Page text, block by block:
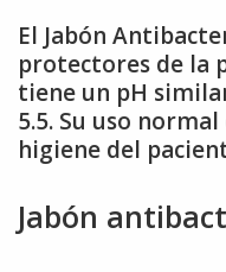
El Jabón
protectores de la
tiene un pH
5.5. Su uso
higiene del
Jabón